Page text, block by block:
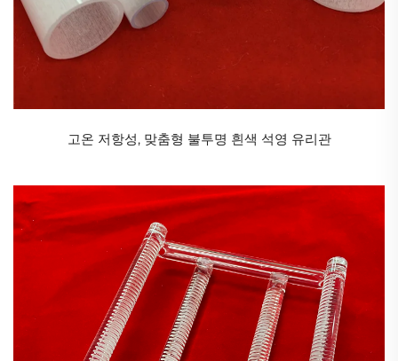
적외선의 이 특성을 활용하여 긴 파장의 적외선만 통과시키고
짧은 파장의 자외선과 가시광선은 차단합니다. 색상은 빨강과
검정입니다. 두께 범위는 0.8에서 300mm입니다.
중성 회색 광학 유리는 사진 장비(예: 카메라 및 비디오 캠코더)
에 사용되며, 수량이 많습니다. 핵심은 파장에 있습니다. 단지 계
청색 코발트 글라스는 특수한 종류의 화염 관찰용 글라스로, 주
로 화학 실험실에서 칼륨의 화염 반응 색상을 관찰하는 데 사용
됩니다. 또한 시멘트 공장, 제철소, 산업용 가마 등 다양한 산업
현장에서도 널리 사용됩니다.
이 제품은 어두운 파랑과 밝은 파랑의 두 가지 색상으로도 제공
됩니다. 일반적으로 어두운 파랑 코발트 글라스는 시멘트 공장
에서 독점적으로 사용되며, 밝은 파랑은 주로 실험실에서 칼륨
의 화염 반응 색상을 관찰하는 데 사용됩니다.
고온 저항성, 맞춤형 불투명 흰색 석영 유리관